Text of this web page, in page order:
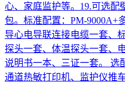
心、家庭监护等。19.可选配
包。标准配置：PM-9000A+
导心电导联连接电缆一套、
探头一套、体温探头一套、
说明书一本、三证一套。 选
通道热敏打印机、监护仪推